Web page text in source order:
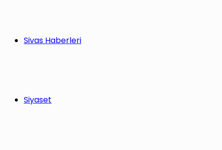
Sivas Haberleri
Siyaset